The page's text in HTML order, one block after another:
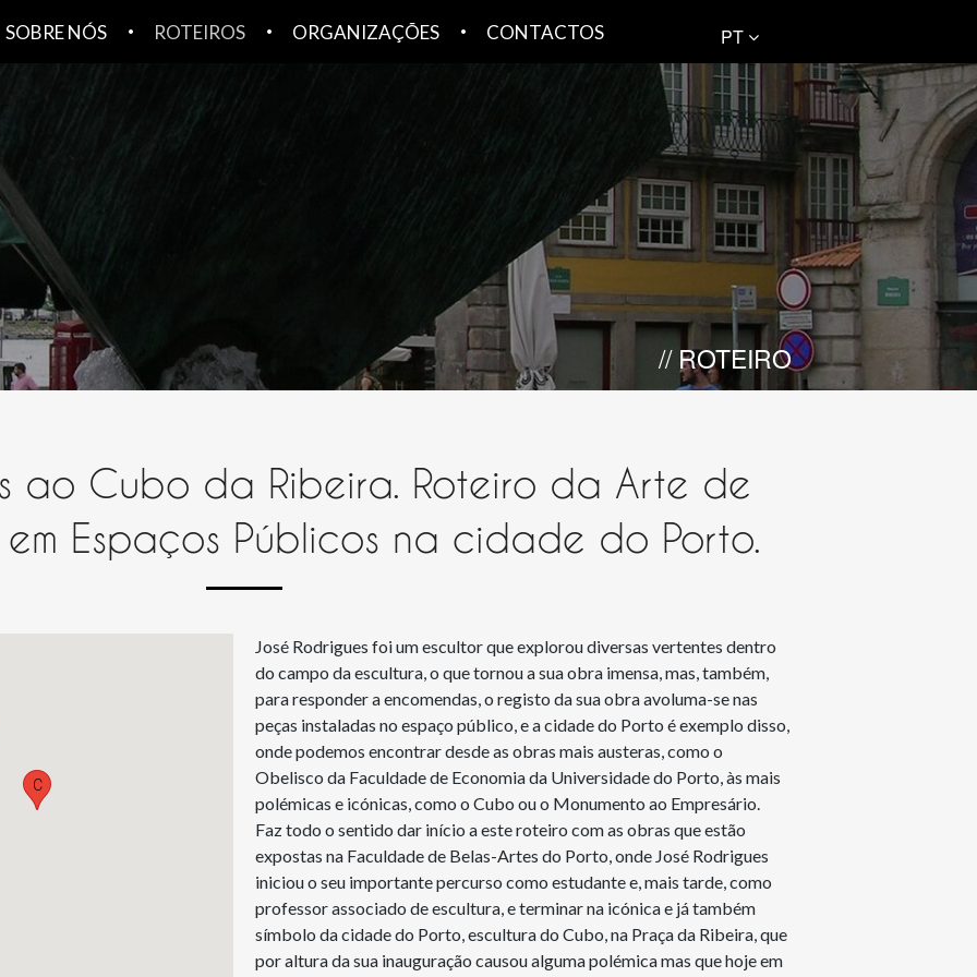
SOBRE NÓS ROTEIROS ORGANIZAÇÕES CONTACTOS PT
// ROTEIRO
ao Cubo da Ribeira. Roteiro da Arte de
em Espaços Públicos na cidade do Porto.
C
José Rodrigues foi um escultor que explorou diversas vertentes dentro
do campo da escultura, o que tornou a sua obra imensa, mas, também,
para responder a encomendas, o registo da sua obra avoluma-se nas
peças instaladas no espaço público, e a cidade do Porto é exemplo disso,
onde podemos encontrar desde as obras mais austeras, como o
Obelisco da Faculdade de Economia da Universidade do Porto, às mais
polémicas e icónicas, como o Cubo ou o Monumento ao Empresário.
Faz todo o sentido dar início a este roteiro com as obras que estão
expostas na Faculdade de Belas-Artes do Porto, onde José Rodrigues
iniciou o seu importante percurso como estudante e, mais tarde, como
professor associado de escultura, e terminar na icónica e já também
símbolo da cidade do Porto, escultura do Cubo, na Praça da Ribeira, que
por altura da sua inauguração causou alguma polémica mas que hoje em